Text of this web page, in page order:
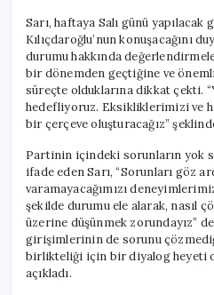
Sarı, haftaya Salı günü yapılacak
Kılıçdaroğlu’nun konuşacağını
durumu hakkında
bir dönemden geçtiğine ve
süreçte olduklarına dikkat çekti.
hedefliyoruz. Eksikliklerimizi ve
bir çerçeve oluşturacağız”
Partinin içindeki sorunların yok
ifade eden Sarı, “Sorunları göz
varamayacağımızı
şekilde durumu ele alarak, nasıl
üzerine düşünmek zorundayız”
girişimlerinin de sorunu
birlikteliği için bir diyalog heyeti
açıkladı.